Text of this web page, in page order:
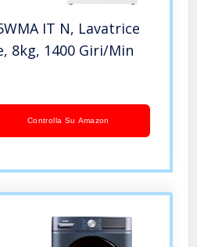
IT N, Lavatrice
8kg, 1400 Giri/Min
Controlla Su Amazon